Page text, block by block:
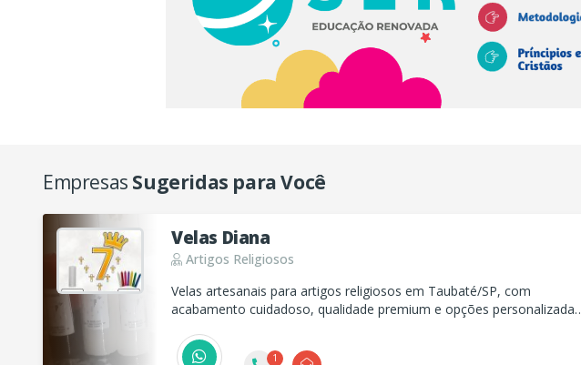
Empresas Sugeridas para Você
Velas Diana
Artigos Religiosos
Velas artesanais para artigos religiosos em Taubaté/SP, com
acabamento cuidadoso, qualidade premium e opções personalizadas
1